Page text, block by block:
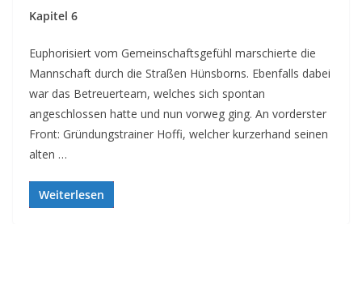
Kapitel 6
Euphorisiert vom Gemeinschaftsgefühl marschierte die
Mannschaft durch die Straßen Hünsborns. Ebenfalls dabei
war das Betreuerteam, welches sich spontan
angeschlossen hatte und nun vorweg ging. An vorderster
Front: Gründungstrainer Hoffi, welcher kurzerhand seinen
alten …
Weiterlesen